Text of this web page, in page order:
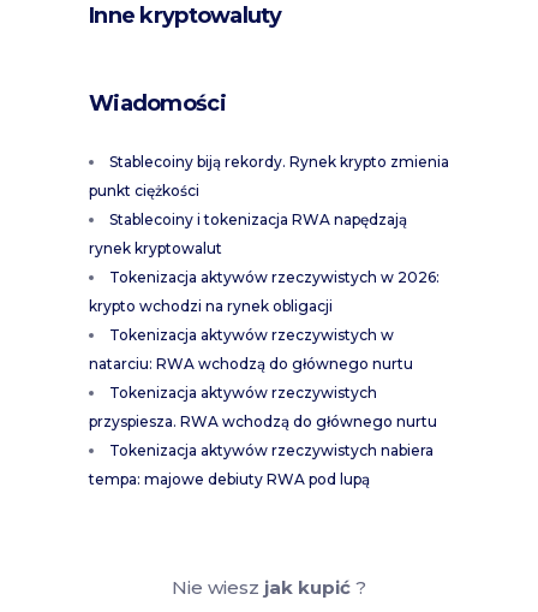
Inne kryptowaluty
Wiadomości
Stablecoiny biją rekordy. Rynek krypto zmienia
punkt ciężkości
Stablecoiny i tokenizacja RWA napędzają
rynek kryptowalut
Tokenizacja aktywów rzeczywistych w 2026:
krypto wchodzi na rynek obligacji
Tokenizacja aktywów rzeczywistych w
natarciu: RWA wchodzą do głównego nurtu
Tokenizacja aktywów rzeczywistych
przyspiesza. RWA wchodzą do głównego nurtu
Tokenizacja aktywów rzeczywistych nabiera
tempa: majowe debiuty RWA pod lupą
Nie wiesz jak kupić?